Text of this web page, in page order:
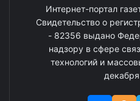
Интернет-портал
Свидетельство о
- 82356 выдано
надзору в сфере
технологий и